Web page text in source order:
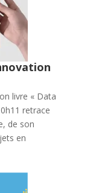
livre « Data
retrace
de son
en